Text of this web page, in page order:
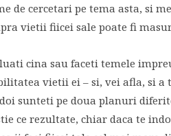
de cercetari pe tema asta, si
vietii fiicei sale poate fi
cina sau faceti temele
vietii ei – si, vei afla, si a
sunteti pe doua planuri
ce rezultate, chiar daca te